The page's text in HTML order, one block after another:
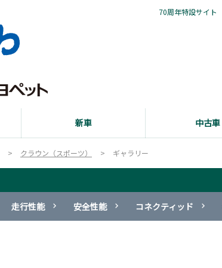
新車 中古車
70周年特設サイト
クラウン（スポーツ） ギャラリー
走行性能 安全性能 コネクティッド